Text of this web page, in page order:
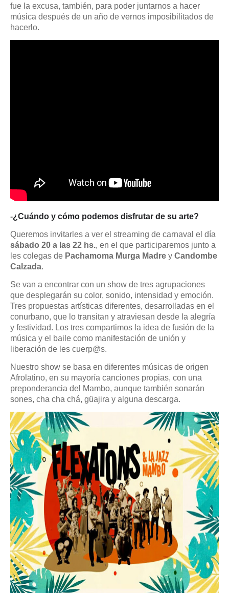
fue la excusa, también, para poder juntarnos a hacer
música después de un año de vernos imposibilitados de
hacerlo.
-¿Cuándo y cómo podemos disfrutar de su arte?
Queremos invitarles a ver el streaming de carnaval el día
sábado 20 a las 22 hs., en el que participaremos junto a
les colegas de Pachamoma Murga Madre y Candombe
Calzada.
Se van a encontrar con un show de tres agrupaciones
que desplegarán su color, sonido, intensidad y emoción.
Tres propuestas artísticas diferentes, desarrolladas en el
conurbano, que lo transitan y atraviesan desde la alegría
y festividad. Los tres compartimos la idea de fusión de la
música y el baile como manifestación de unión y
liberación de les cuerp@s.
Nuestro show se basa en diferentes músicas de origen
Afrolatino, en su mayoría canciones propias, con una
preponderancia del Mambo, aunque también sonarán
sones, cha cha chá, güajira y alguna descarga.